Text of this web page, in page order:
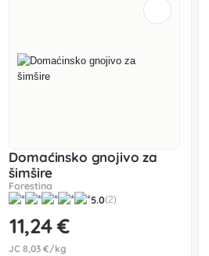
Domaćinsko gnojivo za
šimšire
Forestina
5.0(2)
11,24 €
JC8,03 €/kg